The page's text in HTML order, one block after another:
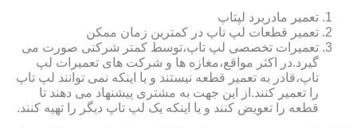
تعمیر مادربرد لپتاپ
تعمیر قطعات لپ تاپ در کمترین زمان ممکن
تعمیرات تخصصی لپ تاپ،توسط کمتر شرکتی صورت می
گیرد.در اکثر مواقع،مغازه ها و شرکت های تعمیرات لپ
تاپ،قادر به تعمیر قطعه نیستند و یا اینکه نمی توانند لپ تاپ
را تعمیر کنند.از این جهت به مشتری پیشنهاد می دهند تا
قطعه را تعویض کنند و یا اینکه یک لپ تاپ دیگر را تهیه کنند.